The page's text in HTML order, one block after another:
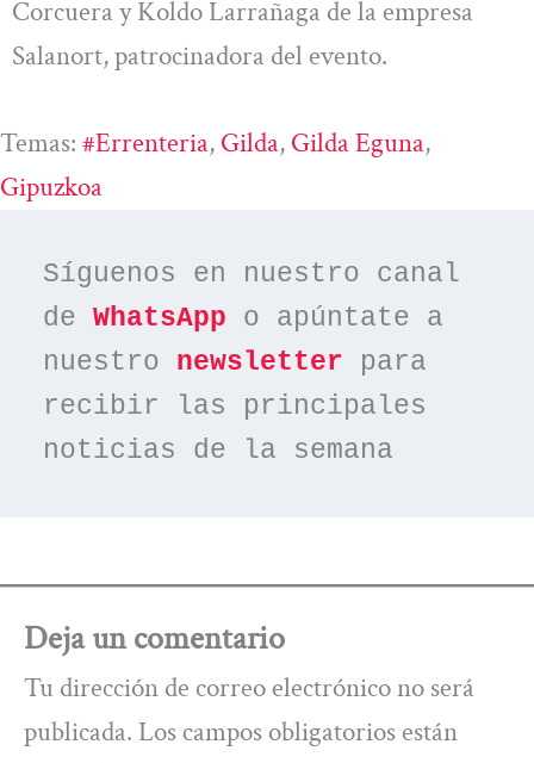
Corcuera y Koldo Larrañaga de la empresa
Salanort, patrocinadora del evento.
Temas: #errenteria, Gilda, Gilda Eguna
Gipuzkoa
Síguenos en nuestro canal
de WhatsApp o apúntate a
nuestro newsletter para
recibir las principales
noticias de la semana
Deja un comentario
Tu dirección de correo electrónico no será
publicada. Los campos obligatorios están